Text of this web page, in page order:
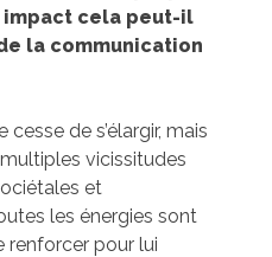
impact cela peut-il
la communication
cesse de s’élargir, mais
vicissitudes
et
les énergies sont
renforcer pour lui